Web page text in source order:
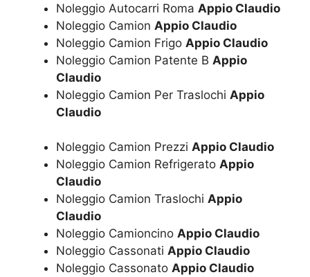
Noleggio Autocarri Roma Appio Claudio
Noleggio Camion Appio Claudio
Noleggio Camion Frigo Appio Claudio
Noleggio Camion Patente B Appio
Claudio
Noleggio Camion Per Traslochi Appio
Claudio
Noleggio Camion Prezzi Appio Claudio
Noleggio Camion Refrigerato Appio
Claudio
Noleggio Camion Traslochi Appio
Claudio
Noleggio Camioncino Appio Claudio
Noleggio Cassonati Appio Claudio
Noleggio Cassonato Appio Claudio